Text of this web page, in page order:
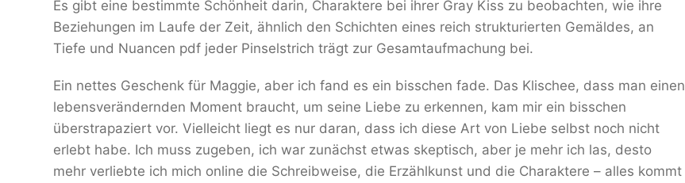
Es gibt eine bestimmte Schönheit darin, Charaktere bei ihrer Gray Kiss zu beobachten, wie ihre
Beziehungen im Laufe der Zeit, ähnlich den Schichten eines reich strukturierten Gemäldes, an
Tiefe und Nuancen pdf jeder Pinselstrich trägt zur Gesamtaufmachung bei.
Ein nettes Geschenk für Maggie, aber ich fand es ein bisschen fade. Das Klischee, dass man einen
lebensverändernden Moment braucht, um seine Liebe zu erkennen, kam mir ein bisschen
überstrapaziert vor. Vielleicht liegt es nur daran, dass ich diese Art von Liebe selbst noch nicht
erlebt habe. Ich muss zugeben, ich war zunächst etwas skeptisch, aber je mehr ich las, desto
mehr verliebte ich mich online die Schreibweise, die Erzählkunst und die Charaktere – alles kommt